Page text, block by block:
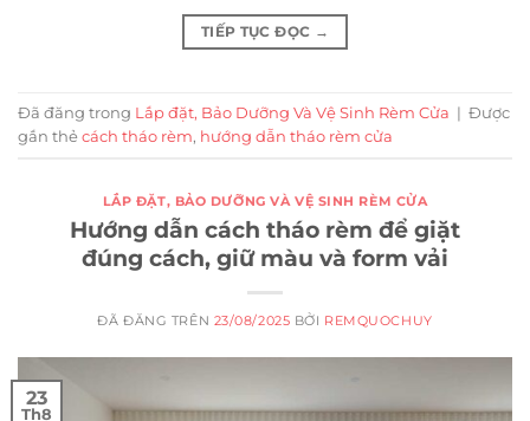
TIẾP TỤC ĐỌC →
Đã đăng trong Lắp đặt, Bảo Dưỡng Và Vệ Sinh Rèm Cửa | Được
gắn thẻ cách tháo rèm, hướng dẫn tháo rèm cửa
LẮP ĐẶT, BẢO DƯỠNG VÀ VỆ SINH RÈM CỬA
Hướng dẫn cách tháo rèm để giặt
đúng cách, giữ màu và form vải
ĐÃ ĐĂNG TRÊN 23/08/2025 BỞI REMQUOCHUY
23
Th8